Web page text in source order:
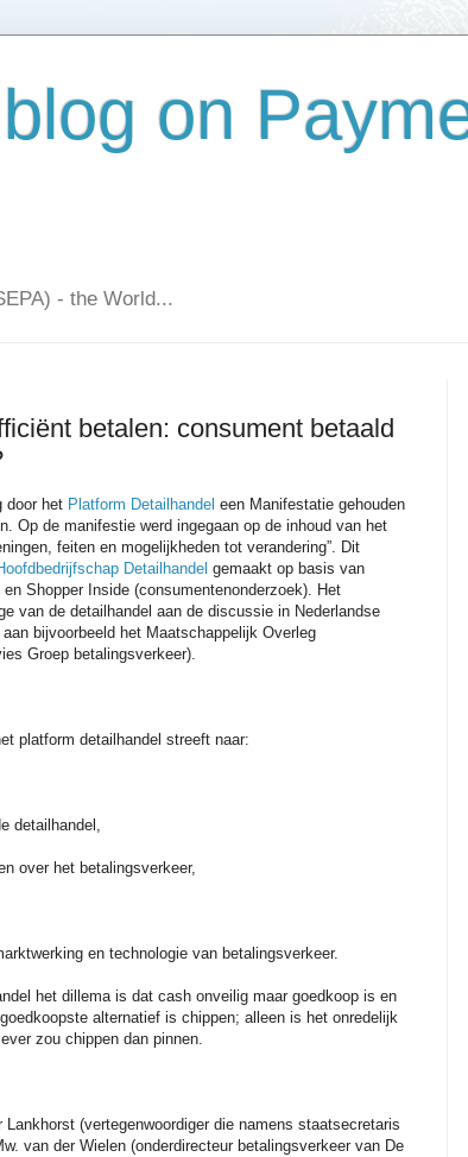
on
- the World...
betalen: consument betaald
door het Platform Detailhandel een Manifestatie gehouden
Op de manifestie werd ingegaan op de inhoud van het
feiten en mogelijkheden tot verandering”. Dit
Detailhandel gemaakt op basis van
Shopper Inside (consumentenonderzoek). Het
van de detailhandel aan de discussie in Nederlandse
bijvoorbeeld het Maatschappelijk Overleg
Groep betalingsverkeer).
platform detailhandel streeft naar:
detailhandel,
over het betalingsverkeer,
en technologie van betalingsverkeer.
het dillema is dat cash onveilig maar goedkoop is en
alternatief is chippen; alleen is het onredelijk
zou chippen dan pinnen.
(vertegenwoordiger die namens staatsecretaris
van der Wielen (onderdirecteur betalingsverkeer van De